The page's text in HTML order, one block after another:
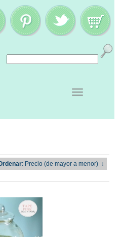
: Precio (de mayor a menor)↓